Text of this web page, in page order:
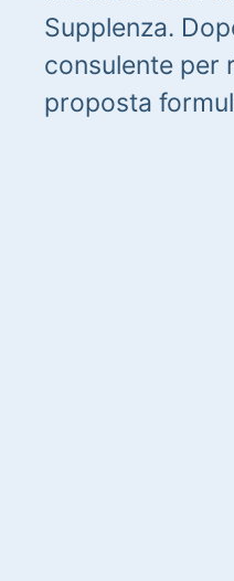
Supplenza.
consulente per
proposta